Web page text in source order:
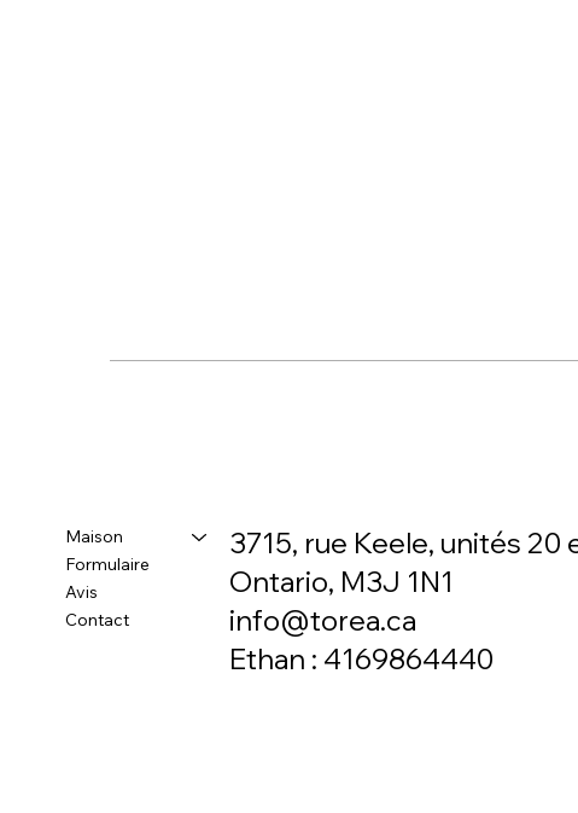
Maison
Formulaire
Avis
Contact
3715, rue Keele, unités 20
Ontario, M3J 1N1
info@torea.ca
Ethan : 4169864440